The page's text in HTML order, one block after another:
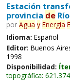
Estación
provincia de
por Agua y Energía
Idioma: Español
Editor: Buenos
1998
Disponibilidad:
topográfica: